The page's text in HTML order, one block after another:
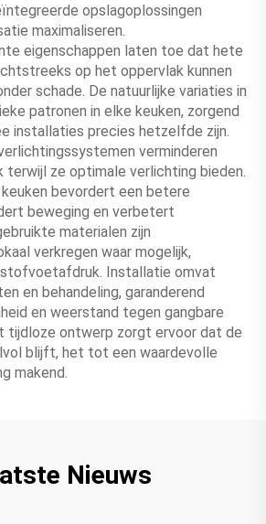
opslagoplossingen
maximaliseren.
eigenschappen laten toe dat hete
op het oppervlak kunnen
schade. De natuurlijke variaties in
patronen in elke keuken, zorgend
installaties precies hetzelfde zijn.
verminderen
ze optimale verlichting bieden.
bevordert een betere
beweging en verbetert
materialen zijn
verkregen waar mogelijk,
Installatie omvat
en behandeling, garanderend
en weerstand tegen gangbare
tijdloze ontwerp zorgt ervoor dat de
blijft, het tot een waardevolle
makend.
Nieuws